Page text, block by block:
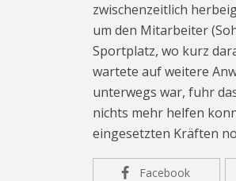
zwischenzeitlich
um den Mitarbeiter
Sportplatz, wo kurz
wartete auf weitere
unterwegs war, fuhr
nichts mehr helfen
eingesetzten Kräften
Facebook